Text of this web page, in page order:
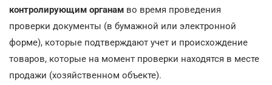
контролирующим органам во время проведения
проверки документы (в бумажной или электронной
форме), которые подтверждают учет и происхождение
товаров, которые на момент проверки находятся в месте
продажи (хозяйственном объекте).